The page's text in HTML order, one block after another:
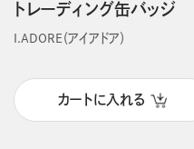
トレーディング缶バッジ
I.ADORE（アイアドア）
カートに入れる